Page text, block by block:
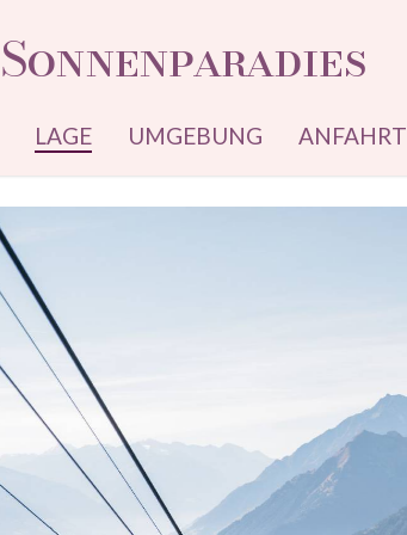
LAGE UMGEBUNG ANFAHRT